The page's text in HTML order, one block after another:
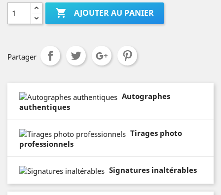
 AJOUTER AU PANIER
Partager
Autographes
authentiques
Tirages photo
professionnels
Signatures inaltérables